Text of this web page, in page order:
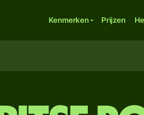
Kenmerken Prijzen